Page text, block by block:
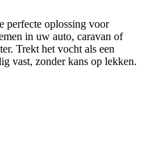
perfecte oplossing voor
in uw auto, caravan of
Trekt het vocht als een
vast, zonder kans op lekken.